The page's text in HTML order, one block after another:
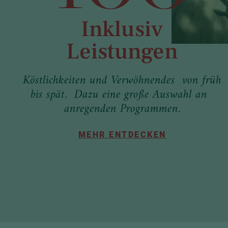
Inklusiv
Leistungen
Köstlichkeiten und Verwöhnendes von früh
bis spät. Dazu eine große Auswahl an
anregenden Programmen.
MEHR ENTDECKEN